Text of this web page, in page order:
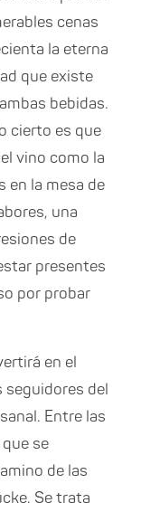
cenas
la eterna
que existe
bebidas.
cierto es que
vino como la
en la mesa de
una
de
presentes
por probar
en el
seguidores del
Entre las
se
de las
Se trata